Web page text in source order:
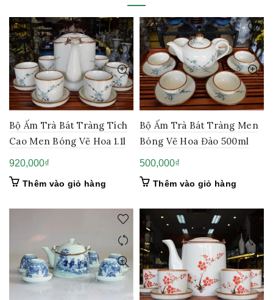
Bộ Ấm Trà Bát Tràng Tích
Cao Men Bóng Vẽ Hoa 1.1l
920,000₫
Thêm vào giỏ hàng
Bộ Ấm Trà Bát Tràng Men
Bóng Vẽ Hoa Đào 500ml
500,000₫
Thêm vào giỏ hàng